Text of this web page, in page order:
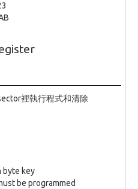
裡執行程式和清除
byte key
be programmed